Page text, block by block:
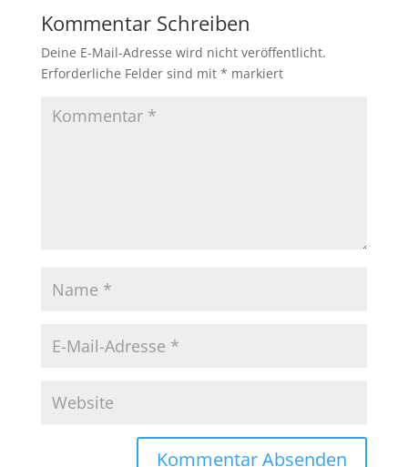
Kommentar Schreiben
Deine E-Mail-Adresse wird nicht veröffentlicht.
Erforderliche Felder sind mit * markiert